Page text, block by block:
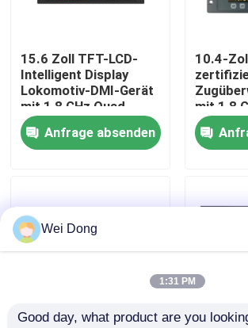
Qualitätskontrolle
Kontakt mit uns
Rechtssachen
Bitte um ein Angebot
15.6 Zoll TFT-LCD-
Intelligent Display
Lokomotiv-DMI-Gerät
mit 1,8 GHz Quad-
Core-Prozessor und
EN50155-
Zertifizierung
Anfrage absenden
10.4-
mit 1,8
Core
+ M4
Wei Dong
1:31 PM
Good day, what product are you